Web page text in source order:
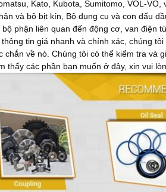
Kato, Kubota, Sumitomo, VOL-
và bộ bịt kín, Bộ dụng cụ và con dấu
phận liên quan đến động cơ, van điện
tin giá nhanh và chính xác, chúng
chắn về nó. Chúng tôi có thể kiểm tra và
thấy các phần bạn muốn ở đây, xin vui